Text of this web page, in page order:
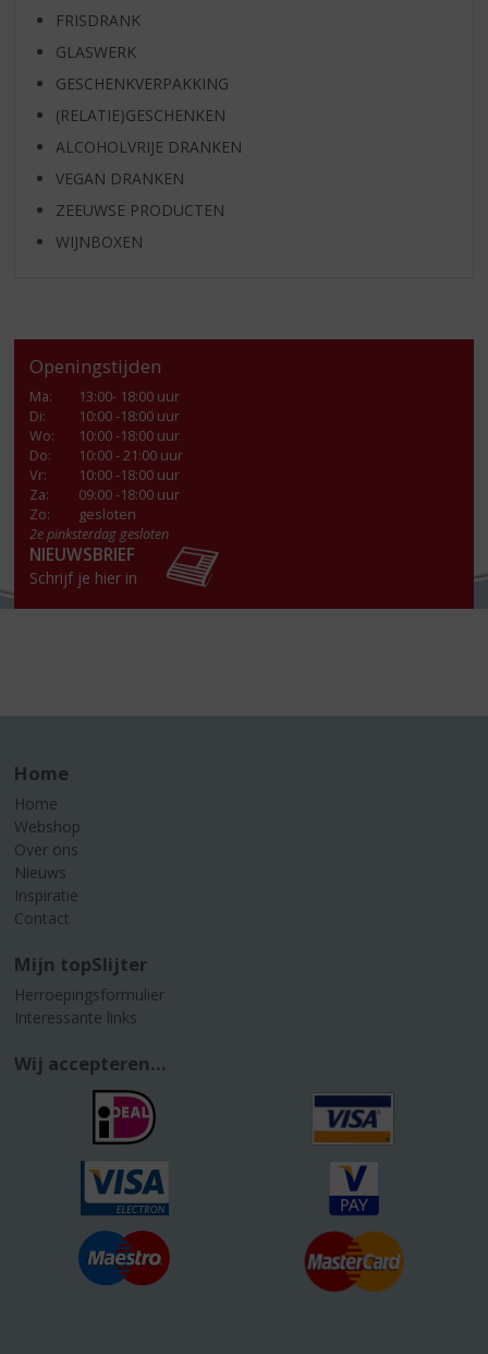
FRISDRANK
GLASWERK
GESCHENKVERPAKKING
(RELATIE)GESCHENKEN
ALCOHOLVRIJE DRANKEN
VEGAN DRANKEN
ZEEUWSE PRODUCTEN
WIJNBOXEN
Openingstijden
Ma:
13:00- 18:00 uur
Di:
10:00 -18:00 uur
Wo:
10:00 -18:00 uur
Do:
10:00 - 21:00 uur
Vr:
10:00 -18:00 uur
Za:
09:00 -18:00 uur
Zo:
gesloten
2e pinksterdag gesloten
NIEUWSBRIEF
Schrijf je hier in
Home
Home
Webshop
Over ons
Nieuws
Inspiratie
Contact
Mijn topSlijter
Herroepingsformulier
Interessante links
Wij accepteren...